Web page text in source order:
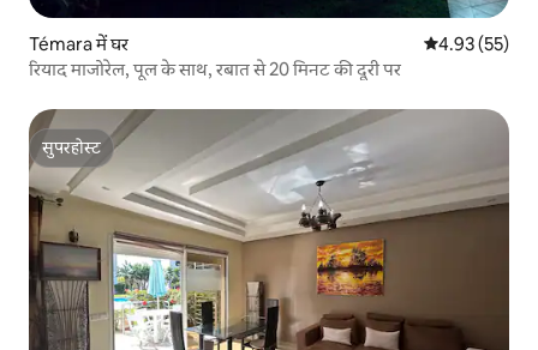
Témara में घर औसत रेटिंग 5 में
4.93 (55)
रियाद माजोरेल, पूल के साथ, रबात से 20 मिनट की दूरी पर
सुपरहोस्ट
सुपरहोस्ट